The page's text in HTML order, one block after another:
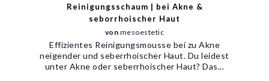
Reinigungsschaum | bei Akne &
seborrhoischer Haut
von mesoestetic
Effizientes Reinigungsmousse bei zu Akne
neigender und seberrhoischer Haut. Du leidest
unter Akne oder seberrhoischer Haut? Das...